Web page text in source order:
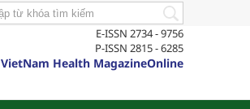
E-ISSN 2734 - 9756
P-ISSN 2815 - 6285
VietNam Health MagazineOnline